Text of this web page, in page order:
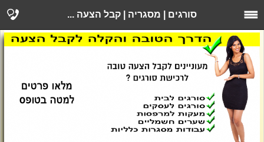
סורגים | מסגריה | קבל הצעה ...